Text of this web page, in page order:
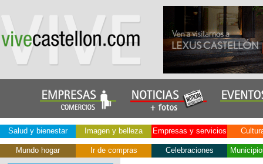
Salud y bienestar Imagen y belleza Empresas y servicios
Mundo hogar Ir de compras Celebraciones